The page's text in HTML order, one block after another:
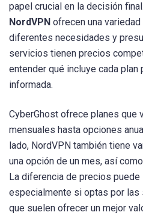
papel crucial en la decisión
NordVPN ofrecen una
diferentes necesidades y
servicios tienen precios
entender qué incluye cada plan
informada.
CyberGhost ofrece planes que
mensuales hasta opciones
lado, NordVPN también tiene
una opción de un mes, así
La diferencia de precios
especialmente si optas por las
que suelen ofrecer un mejor